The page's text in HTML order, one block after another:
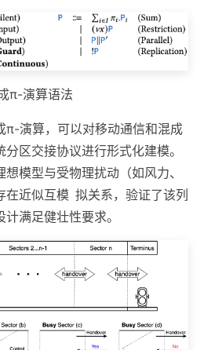
π-演算语法
π-演算，可以对移动通信和混成
区交接协议进行形式化建模。
模型与受物理扰动（如风力、
在近似互模 拟关系，验证了该列
满足健壮性要求。